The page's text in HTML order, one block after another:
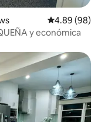
Calificación
4.89 (98)
y económica